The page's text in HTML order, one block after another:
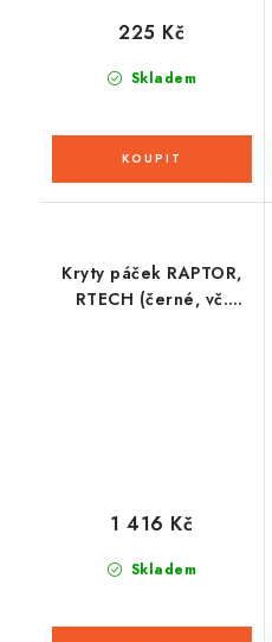
Skladem
225 Kč
Kryty páček RAPTOR,
RTECH (černé, vč.
Skladem
1 416 Kč